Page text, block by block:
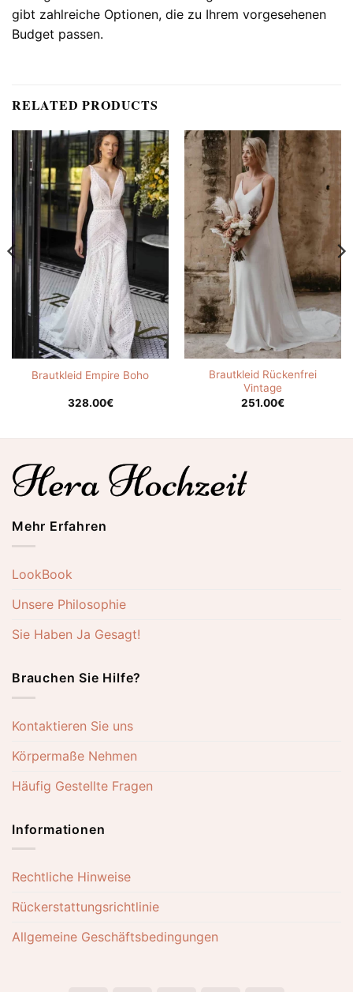
gibt zahlreiche Optionen, die zu Ihrem vorgesehenen
Budget passen.
RELATED PRODUCTS
Brautkleid Empire Boho
328.00€
Brautkleid Rückenfrei
Vintage
251.00€
Mehr Erfahren
LookBook
Unsere Philosophie
Sie Haben Ja Gesagt!
Brauchen Sie Hilfe?
Kontaktieren Sie uns
Körpermaße Nehmen
Häufig Gestellte Fragen
Informationen
Rechtliche Hinweise
Rückerstattungsrichtlinie
Allgemeine Geschäftsbedingungen